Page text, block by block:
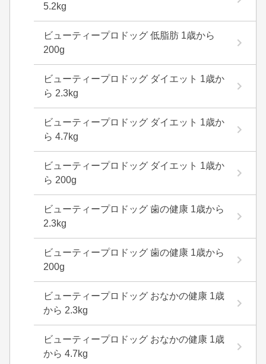
5.2kg
ビューティープロドッグ 低脂肪 1歳から
200g
ビューティープロドッグ ダイエット 1歳か
ら 2.3kg
ビューティープロドッグ ダイエット 1歳か
ら 4.7kg
ビューティープロドッグ ダイエット 1歳か
ら 200g
ビューティープロドッグ 歯の健康 1歳から
2.3kg
ビューティープロドッグ 歯の健康 1歳から
200g
ビューティープロドッグ おなかの健康 1歳
から 2.3kg
ビューティープロドッグ おなかの健康 1歳
から 4.7kg